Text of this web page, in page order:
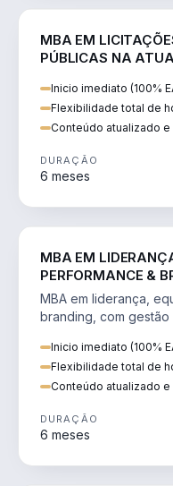
MBA EM
PÚBLICAS NA
Inicio imediato (100%
Flexibilidade total de
Conteúdo atualizado
DURAÇÃO
6 meses
MBA EM
PERFORMANCE &
MBA em liderança,
branding, com
Inicio imediato (100%
Flexibilidade total de
Conteúdo atualizado
DURAÇÃO
6 meses